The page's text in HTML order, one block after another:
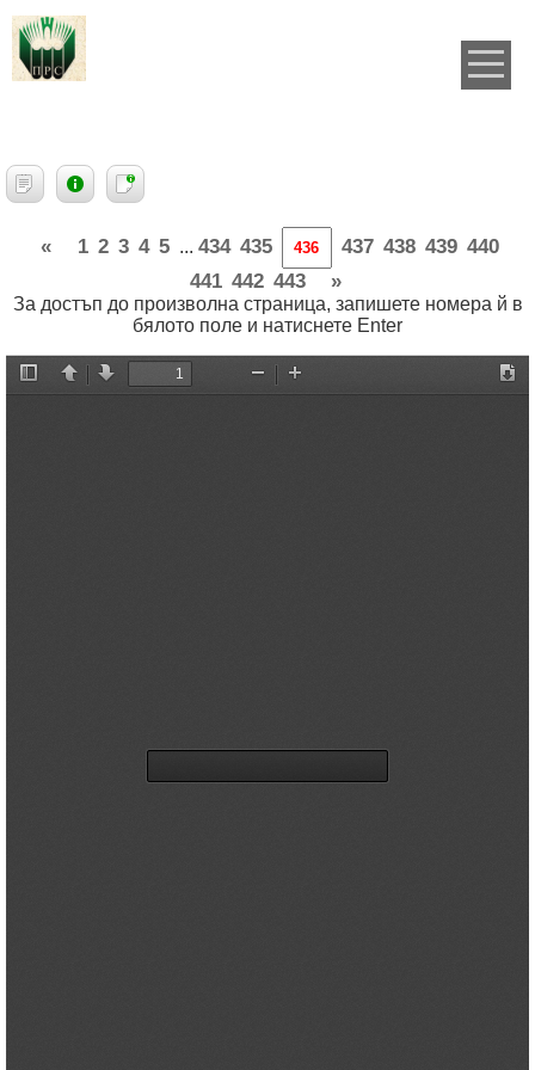
« 1 2 3 4 5 ... 434 435 437 438 439 440
441 442 443 »
За достъп до произволна страница, запишете номера й в
бялото поле и натиснете Enter